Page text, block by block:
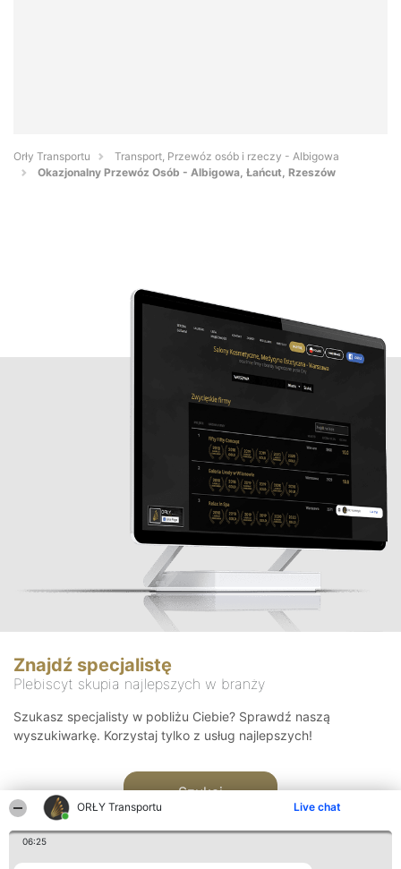
ORŁY Transportu Live chat
06:25
Orły Transportu
Transport, Przewóz osób i rzeczy - Albigowa
Okazjonalny Przewóz Osób - Albigowa, Łańcut, Rzeszów
Znajdź specjalistę
Plebiscyt skupia najlepszych w branży
Szukasz specjalisty w pobliżu Ciebie? Sprawdź naszą
wyszukiwarkę. Korzystaj tylko z usług najlepszych!
Szukaj